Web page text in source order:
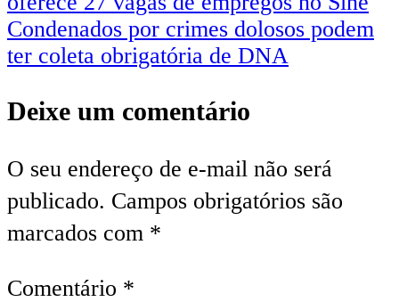
Condenados por crimes dolosos podem
ter coleta obrigatória de DNA
Deixe um comentário
O seu endereço de e-mail não será
publicado. Campos obrigatórios são
marcados com *
Comentário *